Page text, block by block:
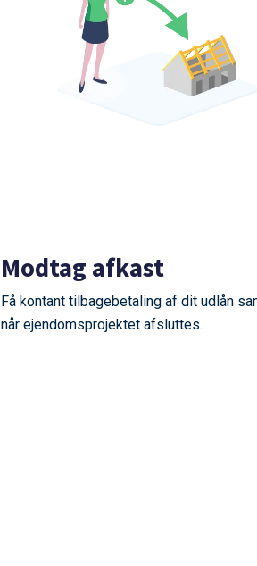
Modtag afkast
Få kontant tilbagebetaling af dit udlån
når ejendomsprojektet afsluttes.